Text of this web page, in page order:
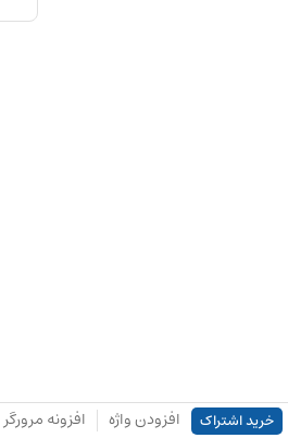
خرید اشتراک افزودن واژه افزونه مرورگر